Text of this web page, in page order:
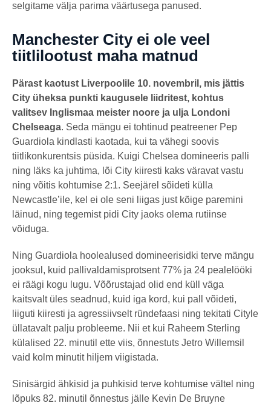
selgitame välja parima väärtusega panused.
Manchester City ei ole veel
tiitlilootust maha matnud
Pärast kaotust Liverpoolile 10. novembril, mis jättis
City üheksa punkti kaugusele liidritest, kohtus
valitsev Inglismaa meister noore ja ulja Londoni
Chelseaga. Seda mängu ei tohtinud peatreener Pep
Guardiola kindlasti kaotada, kui ta vähegi soovis
tiitlikonkurentsis püsida. Kuigi Chelsea domineeris palli
ning läks ka juhtima, lõi City kiiresti kaks väravat vastu
ning võitis kohtumise 2:1. Seejärel sõideti külla
Newcastle’ile, kel ei ole seni liigas just kõige paremini
läinud, ning tegemist pidi City jaoks olema rutiinse
võiduga.
Ning Guardiola hoolealused domineerisidki terve mängu
jooksul, kuid pallivaldamisprotsent 77% ja 24 pealelööki
ei räägi kogu lugu. Võõrustajad olid end küll väga
kaitsvalt üles seadnud, kuid iga kord, kui pall võideti,
liiguti kiiresti ja agressiivselt ründefaasi ning tekitati Cityle
üllatavalt palju probleeme. Nii et kui Raheem Sterling
külalised 22. minutil ette viis, õnnestuts Jetro Willemsil
vaid kolm minutit hiljem viigistada.
Sinisärgid ähkisid ja puhkisid terve kohtumise vältel ning
lõpuks 82. minutil õnnestus jälle Kevin De Bruyne